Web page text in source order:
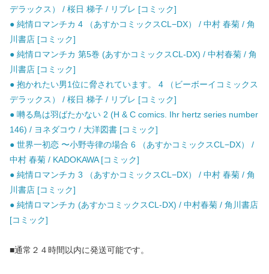
デラックス） / 桜日 梯子 / リブレ [コミック]
● 純情ロマンチカ 4 （あすかコミックスCL−DX） / 中村 春菊 / 角
川書店 [コミック]
● 純情ロマンチカ 第5巻 (あすかコミックスCL-DX) / 中村春菊 / 角
川書店 [コミック]
● 抱かれたい男1位に脅されています。 4 （ビーボーイコミックス
デラックス） / 桜日 梯子 / リブレ [コミック]
● 囀る鳥は羽ばたかない 2 (H & C comics. Ihr hertz series number
146) / ヨネダコウ / 大洋図書 [コミック]
● 世界一初恋 〜小野寺律の場合 6 （あすかコミックスCL−DX） /
中村 春菊 / KADOKAWA [コミック]
● 純情ロマンチカ 3 （あすかコミックスCL−DX） / 中村 春菊 / 角
川書店 [コミック]
● 純情ロマンチカ (あすかコミックスCL-DX) / 中村春菊 / 角川書店
[コミック]
■通常２４時間以内に発送可能です。